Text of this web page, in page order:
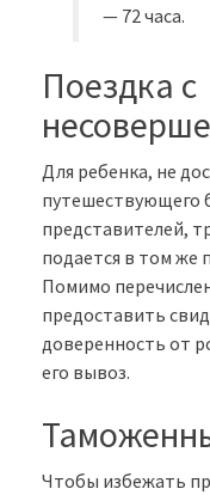
— 72 часа.
Поездка с
Для ребенка, не
путешествующего
представителей,
подается в том же
Помимо
предоставить
доверенность от
его вывоз.
Чтобы избежать